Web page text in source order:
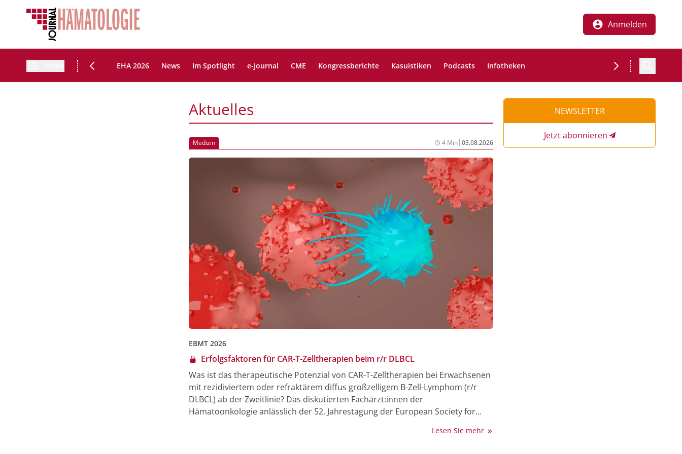
Anmelden
EHA 2026 News Im Spotlight e-Journal CME Kongressberichte Kasuistiken Podcasts Infotheken
Aktuelles
Medizin 4 Min|03.08.2026
EBMT 2026
Erfolgsfaktoren für CAR-T-Zelltherapien beim r/r DLBCL
Was ist das therapeutische Potenzial von CAR-T-Zelltherapien bei Erwachsenen
mit rezidiviertem oder refraktärem diffus großzelligem B-Zell-Lymphom (r/r
DLBCL) ab der Zweitlinie? Das diskutierten Fachärzt:innen der
Hämatoonkologie anlässlich der 52. Jahrestagung der European Society for
Faktoren für einen kurativ intendierten Behandlungsansatz mit etwaLesen Sie mehr
NEWSLETTER
Jetzt abonnieren